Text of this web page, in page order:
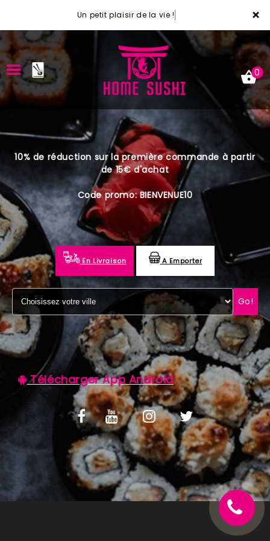
×
Un petit plaisir de la vie !
ACCUEIL
VOTRE COMPTE
NOTRE RESTAURANT
VOS AVIS
MENTIONS LÉGALES
C.G.V
0
10% de réduction sur la première commande à partir
de 15€ d'achat
Code promo: BIENVENUE10
En Livraison A Emporter
Go!
Télécharger App Android